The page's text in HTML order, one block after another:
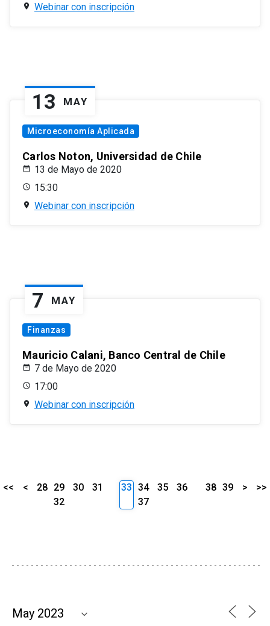
Webinar con inscripción
13 MAY
Microeconomía Aplicada
Carlos Noton, Universidad de Chile
13 de Mayo de 2020
15:30
Webinar con inscripción
7 MAY
Finanzas
Mauricio Calani, Banco Central de Chile
7 de Mayo de 2020
17:00
Webinar con inscripción
<< < 28 29 30
31
32
33 34 35
36
37
38 39 > >>